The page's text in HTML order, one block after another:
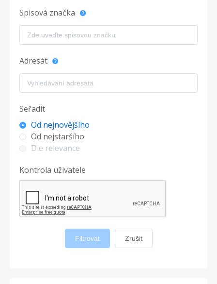
Spisová značka
Adresát
Seřadit
Od nejnovějšího
Od nejstaršího
Dle relevance
Kontrola uživatele
Filtrovat Zrušit